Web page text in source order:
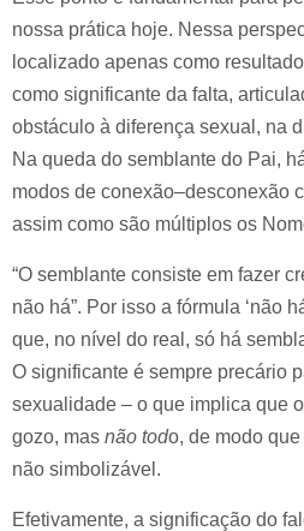
nossa prática hoje. Nessa
localizado apenas como
como significante da falta,
obstáculo à diferença sexual, na
Na queda do semblante do Pai,
modos de conexão–desconexão
assim como são múltiplos os
“O semblante consiste em fazer
não há”. Por isso a fórmula ‘não
que, no nível do real, só há
O significante é sempre precário
sexualidade – o que implica que
gozo, mas não todo, de modo
não simbolizável.
Efetivamente, a significação do